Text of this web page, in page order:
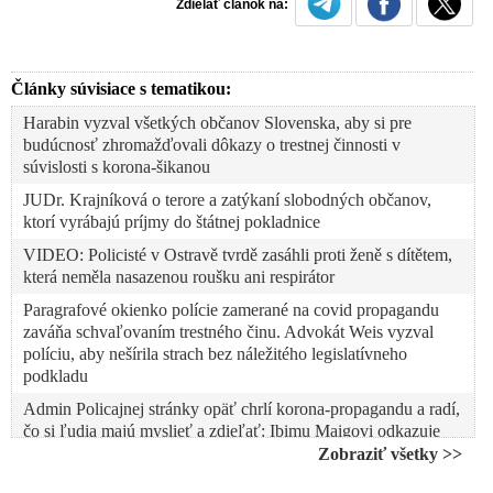
Zdielať článok na:
Články súvisiace s tematikou:
Harabin vyzval všetkých občanov Slovenska, aby si pre
budúcnosť zhromažďovali dôkazy o trestnej činnosti v
súvislosti s korona-šikanou
JUDr. Krajníková o terore a zatýkaní slobodných občanov,
ktorí vyrábajú príjmy do štátnej pokladnice
VIDEO: Policisté v Ostravě tvrdě zasáhli proti ženě s dítětem,
která neměla nasazenou roušku ani respirátor
Paragrafové okienko polície zamerané na covid propagandu
zaváňa schvaľovaním trestného činu. Advokát Weis vyzval
políciu, aby nešírila strach bez náležitého legislatívneho
podkladu
Admin Policajnej stránky opäť chrlí korona-propagandu a radí,
čo si ľudia majú myslieť a zdieľať: Ibimu Maigovi odkazuje
vypnúť si Facebook. Svojím názorom na korona-opatrenia vraj
Zobraziť všetky >>